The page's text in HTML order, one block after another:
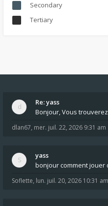
Secondary
Tertiary
Re: yass
Bonjour, Vous
dlan67, mer. juil. 22, 2026 9:31 am
yass
bonjour comment jouer
Soflette, lun. juil. 20, 2026 10:31 am